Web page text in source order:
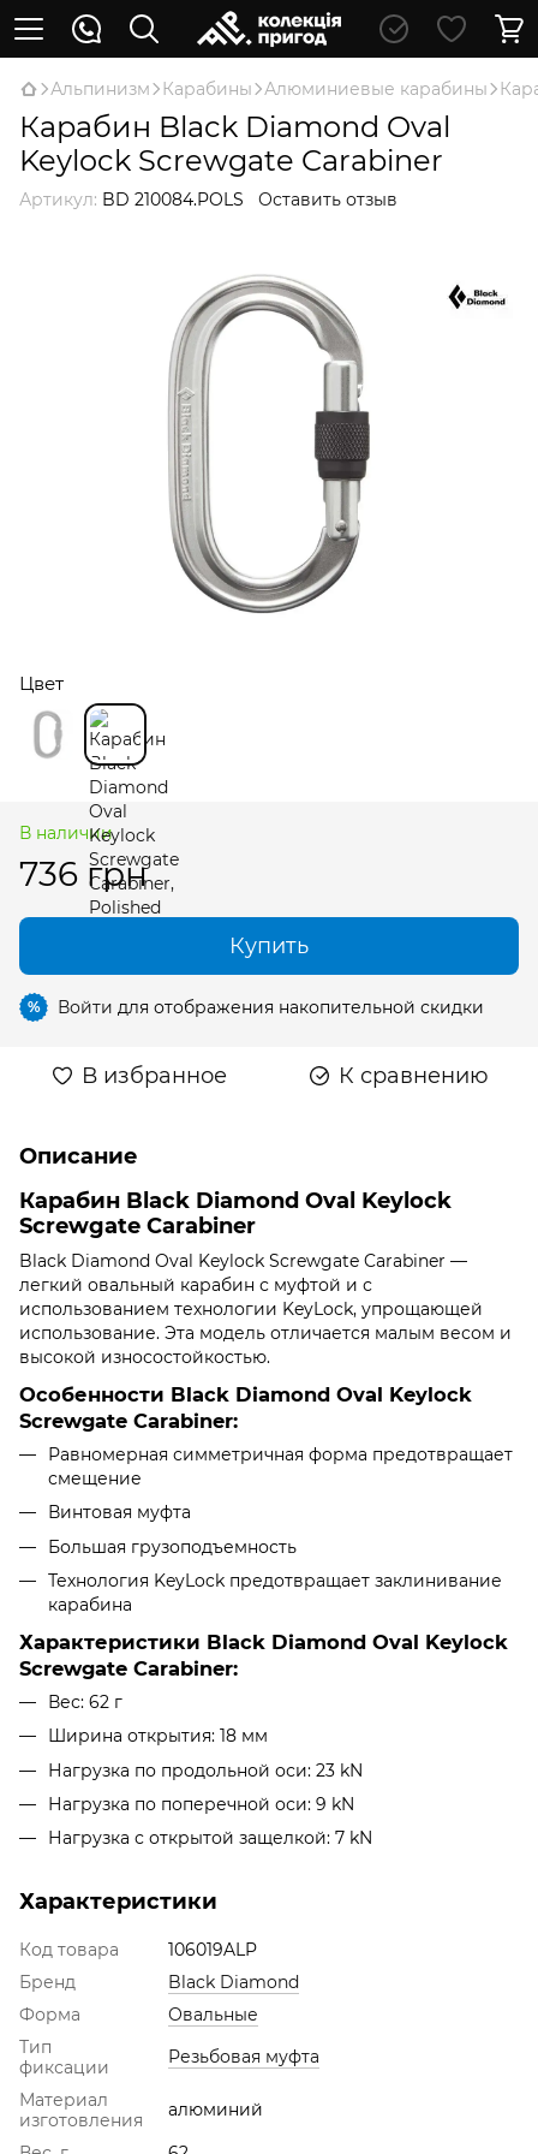
Альпинизм Карабины Алюминиевые карабины
Карабин Black Diamond Oval
Keylock Screwgate Carabiner
Артикул: BD 210084.POLS Оставить отзыв
Цвет
В наличии
736 грн
Купить
% Войти для отображения накопительной скидки
В избранное К сравнению
Описание
Карабин Black Diamond Oval Keylock
Screwgate Carabiner
Black Diamond Oval Keylock Screwgate Carabiner —
легкий овальный карабин с муфтой и с
использованием технологии KeyLock, упрощающей
использование. Эта модель отличается малым весом и
высокой износостойкостью.
Особенности Black Diamond Oval Keylock
Screwgate Carabiner:
Равномерная симметричная форма предотвращает
смещение
Винтовая муфта
Большая грузоподъемность
Технология KeyLock предотвращает заклинивание
карабина
Характеристики Black Diamond Oval Keylock
Screwgate Carabiner:
Вес: 62 г
Ширина открытия: 18 мм
Нагрузка по продольной оси: 23 kN
Нагрузка по поперечной оси: 9 kN
Нагрузка с открытой защелкой: 7 kN
Характеристики
Код товара
106019ALP
Бренд
Black Diamond
Форма
Овальные
Тип
фиксации
Резьбовая муфта
Материал
изготовления
алюминий